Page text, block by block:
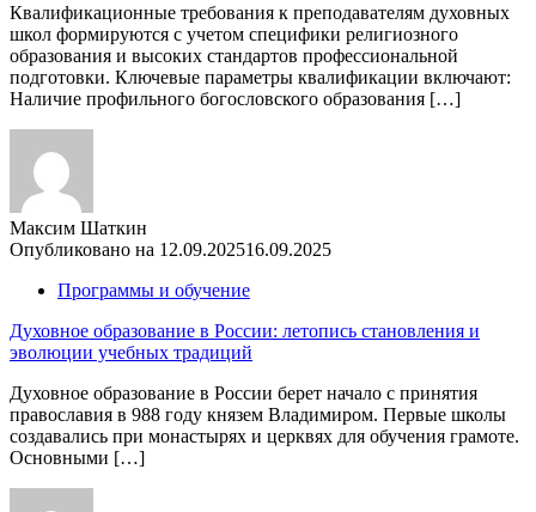
Квалификационные требования к преподавателям духовных
школ формируются с учетом специфики религиозного
образования и высоких стандартов профессиональной
подготовки. Ключевые параметры квалификации включают:
Наличие профильного богословского образования […]
Максим Шаткин
Опубликовано на 12.09.202516.09.2025
Программы и обучение
Духовное образование в России: летопись становления и
эволюции учебных традиций
Духовное образование в России берет начало с принятия
православия в 988 году князем Владимиром. Первые школы
создавались при монастырях и церквях для обучения грамоте.
Основными […]